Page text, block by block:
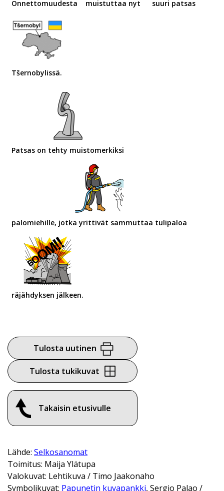
Onnettomuudesta muistuttaa nyt suuri patsas
Tšernobylissä.
Patsas on tehty muistomerkiksi
palomiehille, jotka yrittivät sammuttaa tulipaloa
räjähdyksen jälkeen.
Tulosta uutinen
Tulosta tukikuvat
Takaisin etusivulle
Lähde: Selkosanomat
Toimitus: Maija Ylätupa
Valokuvat: Lehtikuva / Timo Jaakonaho
Symbolikuvat: Papunetin kuvapankki, Sergio Palao /